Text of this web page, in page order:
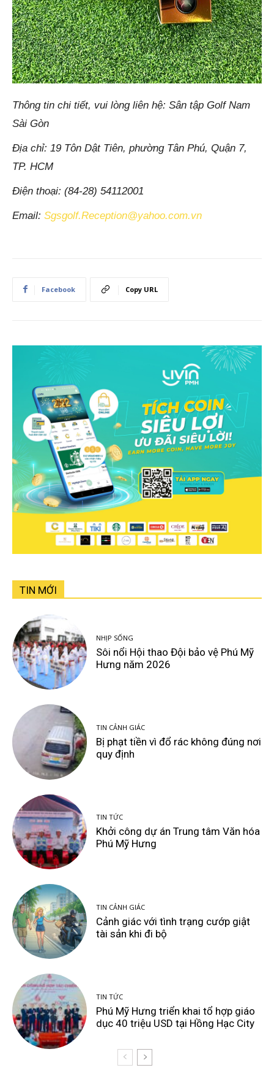
Thông tin chi tiết, vui lòng liên hệ: Sân tập Golf Nam
Sài Gòn
Địa chỉ: 19 Tôn Dật Tiên, phường Tân Phú, Quận 7,
TP. HCM
Điện thoại: (84-28) 54112001
Email: Sgsgolf.Reception@yahoo.com.vn
Facebook Copy URL
TIN MỚI
NHỊP SỐNG
Sôi nổi Hội thao Đội bảo vệ Phú Mỹ
Hưng năm 2026
TIN CẢNH GIÁC
Bị phạt tiền vì đổ rác không đúng nơi
quy định
TIN TỨC
Khởi công dự án Trung tâm Văn hóa
Phú Mỹ Hưng
TIN CẢNH GIÁC
Cảnh giác với tình trạng cướp giật
tài sản khi đi bộ
TIN TỨC
Phú Mỹ Hưng triển khai tổ hợp giáo
dục 40 triệu USD tại Hồng Hạc City